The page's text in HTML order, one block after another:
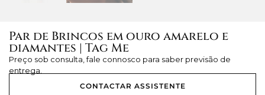
Par de Brincos em ouro amarelo e
diamantes | Tag Me
Preço sob consulta, fale connosco para saber previsão de
entrega.
CONTACTAR ASSISTENTE